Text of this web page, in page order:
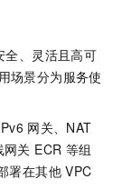
全、灵活且高可
场景分为服务使
网关、NAT
网关 ECR 等组
署在其他 VPC